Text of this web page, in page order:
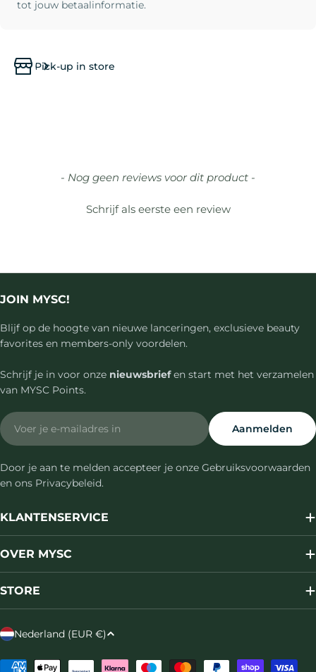
tot jouw betaalinformatie.
Pick-up in store
- Nog geen reviews voor dit product -
Schrijf als eerste een review
New content loaded
JOIN MYSC!
Blijf op de hoogte van nieuwe lanceringen, exclusieve beauty
favorites en members-only voordelen.
Schrijf je in voor onze nieuwsbriefen start met het verzamelen
van MYSC Points.
Email
Aanmelden
Door je aan te melden accepteer je onze Gebruiksvoorwaarden
en ons Privacybeleid.
KLANTENSERVICE
OVER MYSC
STORE
L
Nederland (EUR €)
Betaalmethoden